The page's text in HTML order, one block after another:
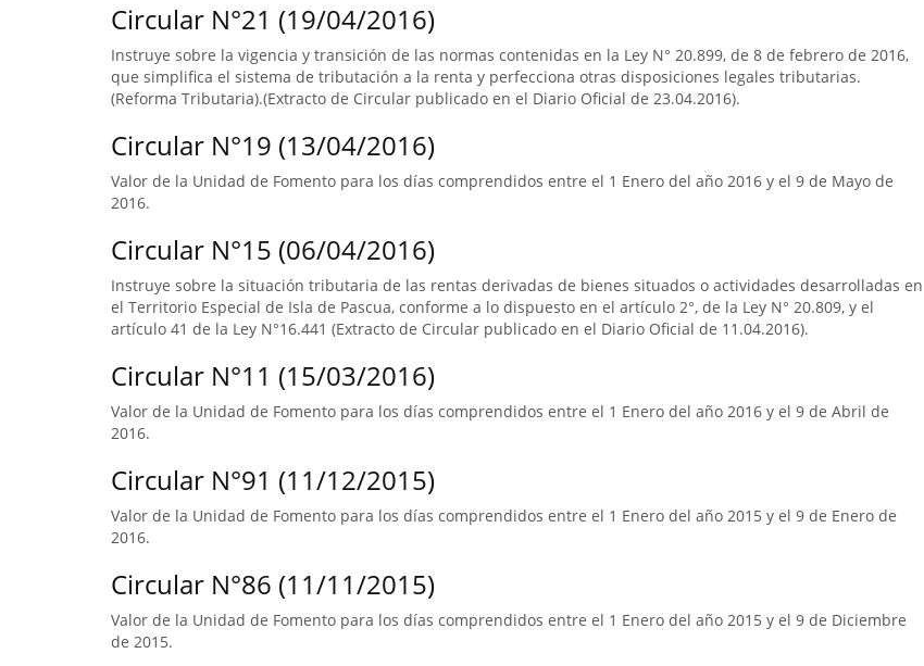
Circular N°21 (19/04/2016)
Instruye sobre la vigencia y transición de las normas contenidas en la Ley N° 20.899, de 8 de febrero de 2016,
que simplifica el sistema de tributación a la renta y perfecciona otras disposiciones legales tributarias.
(Reforma Tributaria).(Extracto de Circular publicado en el Diario Oficial de 23.04.2016).
Circular N°19 (13/04/2016)
Valor de la Unidad de Fomento para los días comprendidos entre el 1 Enero del año 2016 y el 9 de Mayo de
2016.
Circular N°15 (06/04/2016)
Instruye sobre la situación tributaria de las rentas derivadas de bienes situados o actividades desarrolladas en
el Territorio Especial de Isla de Pascua, conforme a lo dispuesto en el artículo 2°, de la Ley N° 20.809, y el
artículo 41 de la Ley N°16.441 (Extracto de Circular publicado en el Diario Oficial de 11.04.2016).
Circular N°11 (15/03/2016)
Valor de la Unidad de Fomento para los días comprendidos entre el 1 Enero del año 2016 y el 9 de Abril de
2016.
Circular N°91 (11/12/2015)
Valor de la Unidad de Fomento para los días comprendidos entre el 1 Enero del año 2015 y el 9 de Enero de
2016.
Circular N°86 (11/11/2015)
Valor de la Unidad de Fomento para los días comprendidos entre el 1 Enero del año 2015 y el 9 de Diciembre
de 2015.